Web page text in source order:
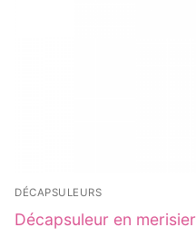
DÉCAPSULEURS
Décapsuleur en merisier